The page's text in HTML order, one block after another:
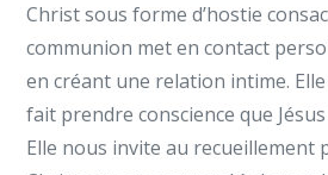
Christ sous forme d’hostie
communion met en contact
en créant une relation intime.
fait prendre conscience que
Elle nous invite au recueillement